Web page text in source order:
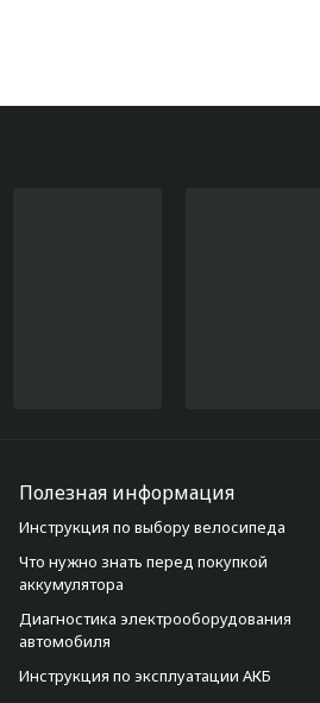
Полезная информация
Инструкция по выбору велосипеда
Что нужно знать перед покупкой
аккумулятора
Диагностика электрооборудования
автомобиля
Инструкция по эксплуатации АКБ